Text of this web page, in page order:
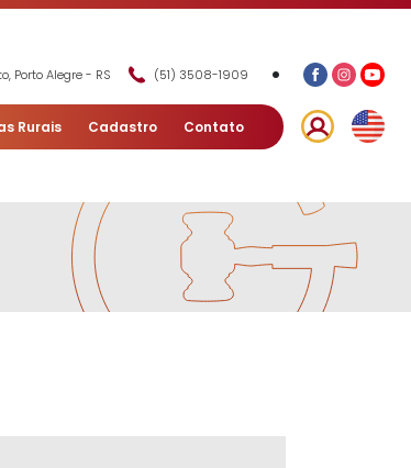
Porto Alegre - RS (51) 3508-1909 •
Rurais Cadastro Contato